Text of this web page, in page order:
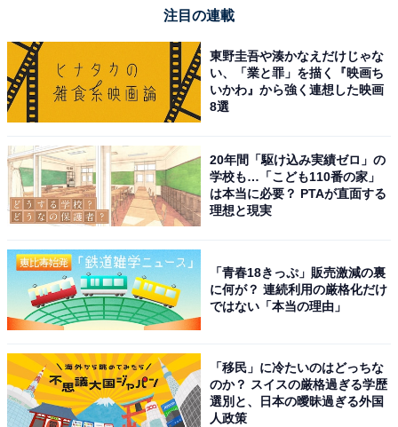
注目の連載
東野圭吾や湊かなえだけじゃな
い、「業と罪」を描く『映画ち
いかわ』から強く連想した映画
8選
20年間「駆け込み実績ゼロ」の
学校も…「こども110番の家」
は本当に必要？ PTAが直面する
理想と現実
「青春18きっぷ」販売激減の裏
に何が？ 連続利用の厳格化だけ
ではない「本当の理由」
「移民」に冷たいのはどっちな
のか？ スイスの厳格過ぎる学歴
選別と、日本の曖昧過ぎる外国
人政策